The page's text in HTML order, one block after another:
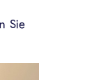
Sie